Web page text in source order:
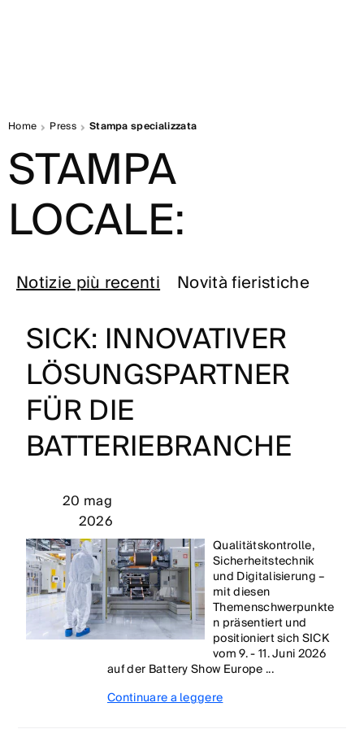
Home Press Stampa specializzata
STAMPA
LOCALE:
Notizie più recenti Novità fieristiche
SICK: INNOVATIVER
LÖSUNGSPARTNER
FÜR DIE
BATTERIEBRANCHE
20 mag
2026
Qualitätskontrolle,
Sicherheitstechnik
und Digitalisierung –
mit diesen
Themenschwerpunkte
n präsentiert und
positioniert sich SICK
vom 9. - 11. Juni 2026
auf der Battery Show Europe ...
Continuare a leggere